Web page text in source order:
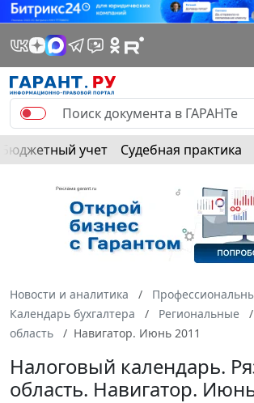
Бюджетный учет Судебная практика
Новости и аналитика
Календарь бухгалтера
Региональные
область
Навигатор. Июнь 2011
Налоговый календарь.
область. Навигатор.